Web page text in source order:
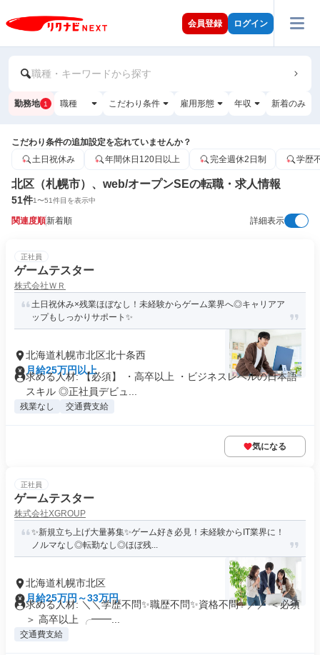
会員登録 ログイン
職種・キーワードから探す
勤務地 1 職種 こだわり条件 雇用形態 年収 新着のみ
こだわり条件の追加設定を忘れていませんか？
土日祝休み
年間休日120日以上 完全週休2日制 学歴
北区（札幌市）、web/オープンSEの転職・求人情報
51件1〜51件目を表示中
関連度順新着順 詳細表示
正社員
ゲームテスター
株式会社ＷＲ
土日祝休み×残業ほぼなし！未経験からゲーム業界へ◎キャリアア
ップもしっかりサポート✨
北海道札幌市北区北十条西
月給25万円以上
求める人材: 【必須】 ・高卒以上 ・ビジネスレベルの日本語
スキル ◎正社員デビュ...
残業なし 交通費支給
気になる
正社員
ゲームテスター
株式会社XGROUP
✨新規立ち上げ大量募集✨ゲーム好き必見！未経験からIT業界に！
ノルマなし◎転勤なし◎ほぼ残...
北海道札幌市北区
月給25万円～33万円
求める人材: ＼＼学歴不問✨職歴不問✨資格不問✨／／ ＜必須
＞ 高卒以上 ╭━━...
交通費支給